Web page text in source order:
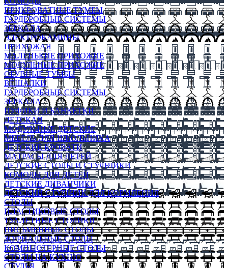
ПРИКРОВАТНЫЕ ТУМБЫ
ГАРДЕРОБНЫЕ СИСТЕМЫ
ЗЕРКАЛА
ЭЛЕКТРОКАМИНЫ
ПРИХОЖАЯ
МАЛЕНЬКИЕ ПРИХОЖИЕ
МОДУЛЬНЫЕ ПРИХОЖИЕ
ОБУВНЫЕ ТУМБЫ
ВЕШАЛКИ
ГАРДЕРОБНЫЕ СИСТЕМЫ
ЗЕРКАЛА
ПУФИКИ И БАНКЕТКИ
ДЕТСКАЯ
МОДУЛЬНЫЕ ДЕТСКИЕ
МЕБЕЛЬ ДЛЯ ШКОЛЬНИКА
ДЕТСКИЕ КРОВАТИ
МАТРАСЫ ДЛЯ ДЕТЕЙ
ДЕТСКИЕ СТОЛЫ И СТУЛЬЧИКИ
КОМОДЫ ДЛЯ ДЕТЕЙ
ДЕТСКИЕ ДИВАНЧИКИ
ДЕТСКИЙ СТУЛЬЧИК ДЛЯ КОРМЛЕНИЯ
СТОЛЫ
ПЛАСТИКОВЫЕ СТОЛЫ
ТУАЛЕТНЫЕ СТОЛИКИ
ПИСЬМЕННЫЕ СТОЛЫ
ЖУРНАЛЬНЫЕ СТОЛЫ
КОМПЬЮТЕРНЫЕ СТОЛЫ
СТОЛЫ НА КУХНЮ